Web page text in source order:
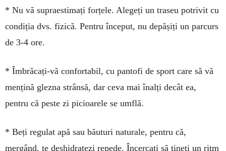
* Nu vă supraestimați forțele. Alegeți un traseu potrivit cu
condiția dvs. fizică. Pen­tru început, nu depă­șiți un parcurs
de 3-4 ore.
* Îmbrăcați-vă confortabil, cu pan­tofi de sport care să vă
mențină glezna strânsă, dar ceva mai înalți decât ea,
pentru că peste zi picioarele se umflă.
* Beți regulat apă sau băuturi naturale, pentru că,
mergând, te des­hidratezi repede. Încercați să țineți un ritm